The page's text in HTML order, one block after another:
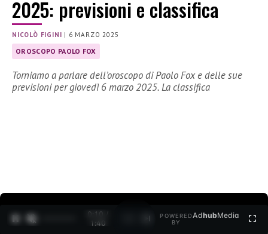
2025: previsioni e classifica
NICOLÒ FIGINI | 6 MARZO 2025
OROSCOPO PAOLO FOX
Torniamo a parlare dell’oroscopo di Paolo Fox e delle sue
previsioni per giovedì 6 marzo 2025. La classifica
0:10 /
1:40
POWERED
BY
AdhubMedia